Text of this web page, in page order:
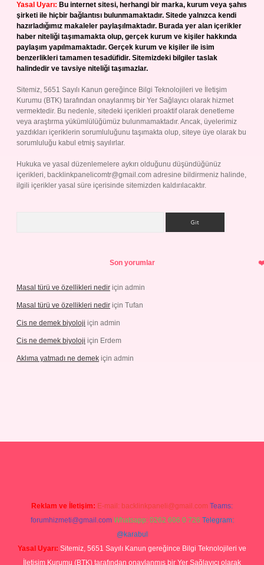
Yasal Uyarı: Bu internet sitesi, herhangi bir marka, kurum veya şahıs
şirketi ile hiçbir bağlantısı bulunmamaktadır. Sitede yalnızca kendi
hazırladığımız makaleler paylaşılmaktadır. Burada yer alan içerikler
haber niteliği taşımamakta olup, gerçek kurum ve kişiler hakkında
paylaşım yapılmamaktadır. Gerçek kurum ve kişiler ile isim
benzerlikleri tamamen tesadüfidir. Sitemizdeki bilgiler taslak
halindedir ve tavsiye niteliği taşımazlar.
Sitemiz, 5651 Sayılı Kanun gereğince Bilgi Teknolojileri ve İletişim
Kurumu (BTK) tarafından onaylanmış bir Yer Sağlayıcı olarak hizmet
vermektedir. Bu nedenle, sitedeki içerikleri proaktif olarak denetleme
veya araştırma yükümlülüğümüz bulunmamaktadır. Ancak, üyelerimiz
yazdıkları içeriklerin sorumluluğunu taşımakta olup, siteye üye olarak bu
sorumluluğu kabul etmiş sayılırlar.
Hukuka ve yasal düzenlemelere aykırı olduğunu düşündüğünüz
içerikleri, backlinkpanelicomtr@gmail.com adresine bildirmeniz halinde,
ilgili içerikler yasal süre içerisinde sitemizden kaldırılacaktır.
Son yorumlar
Masal türü ve özellikleri nedir için admin
Masal türü ve özellikleri nedir için Tufan
Cis ne demek biyoloji için admin
Cis ne demek biyoloji için Erdem
Aklıma yatmadı ne demek için admin
Reklam ve İletişim: E-mail: backlinkpaneli@gmail.com Teams:
forumhizmeti@gmail.com Whatsapp: 0262 606 0 726 Telegram:
@karabul
Yasal Uyarı: Sitemiz, 5651 Sayılı Kanun gereğince Bilgi Teknolojileri ve
İletişim Kurumu (BTK) tarafından onaylanmış bir Yer Sağlayıcı olarak